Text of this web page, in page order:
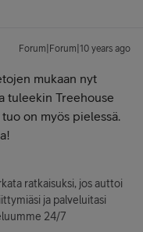
Forum|Forum|10 years ago
mukaan nyt
tuleekin Treehouse
on myös pielessä.
ratkaisuksi, jos auttoi
ja palveluitasi
24/7